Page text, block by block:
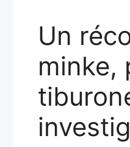
Un
minke,